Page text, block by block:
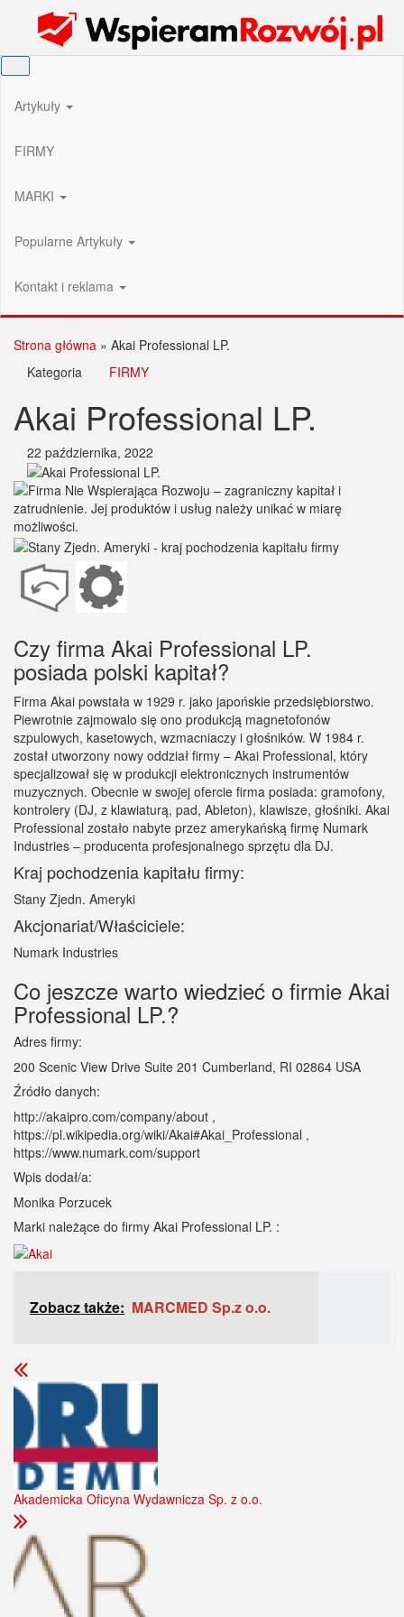
Wspieram Rozwój PL
Artykuły
FIRMY
MARKI
Popularne Artykuły
Kontakt i reklama
Strona główna » Akai Professional LP.
Kategoria
FIRMY
Akai Professional LP.
22 października, 2022
Czy firma Akai Professional LP.
posiada polski kapitał?
Firma Akai powstała w 1929 r. jako japońskie przedsiębiorstwo.
Piewrotnie zajmowalo się ono produkcją magnetofonów
szpulowych, kasetowych, wzmacniaczy i głośników. W 1984 r.
został utworzony nowy oddział firmy – Akai Professional, który
specjalizował się w produkcji elektronicznych instrumentów
muzycznych. Obecnie w swojej ofercie firma posiada: gramofony,
kontrolery (DJ, z klawiaturą, pad, Ableton), klawisze, głośniki. Akai
Professional zostało nabyte przez amerykańską firmę Numark
Industries – producenta profesjonalnego sprzętu dla DJ.
Kraj pochodzenia kapitału firmy:
Stany Zjedn. Ameryki
Akcjonariat/Właściciele:
Numark Industries
Co jeszcze warto wiedzieć o firmie Akai
Professional LP.?
Adres firmy:
200 Scenic View Drive Suite 201 Cumberland, RI 02864 USA
Źródło danych:
http://akaipro.com/company/about ,
https://pl.wikipedia.org/wiki/Akai#Akai_Professional ,
https://www.numark.com/support
Wpis dodał/a:
Monika Porzucek
Marki należące do firmy Akai Professional LP. :
Zobacz także: MARCMED Sp.z o.o.
Akademicka Oficyna Wydawnicza Sp. z o.o.